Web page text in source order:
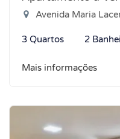
Avenida Maria Lacerda
3 Quartos 2
Mais informações